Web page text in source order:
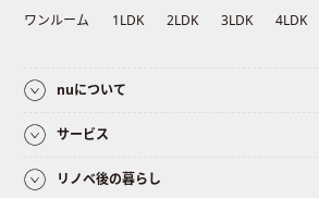
ワンルーム
1LDK 2LDK 3LDK 4LDK
nuについて
サービス
リノベ後の暮らし